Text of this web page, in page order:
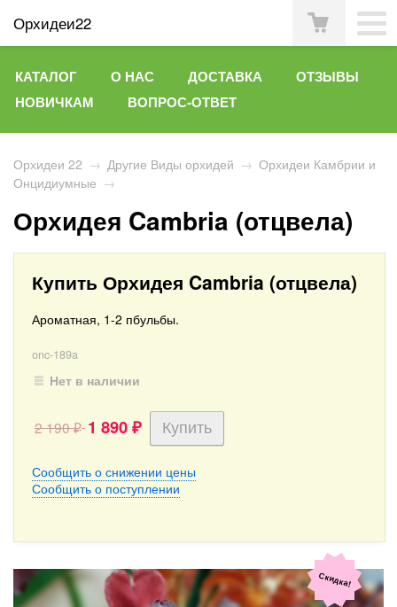
Орхидеи22
КАТАЛОГ О НАС ДОСТАВКА
ОТЗЫВЫ
НОВИЧКАМ
ВОПРОС-ОТВЕТ
Орхидеи 22 → Другие Виды орхидей → Орхидеи Камбрии и
Онцидиумные →
Орхидея Cambria (отцвела)
Купить Орхидея Cambria (отцвела)
Ароматная, 1-2 пбульбы.
onc-189a
Нет в наличии
2 190₽ 1 890 ₽
Сообщить о снижении цены
Сообщить о поступлении
Скидка!